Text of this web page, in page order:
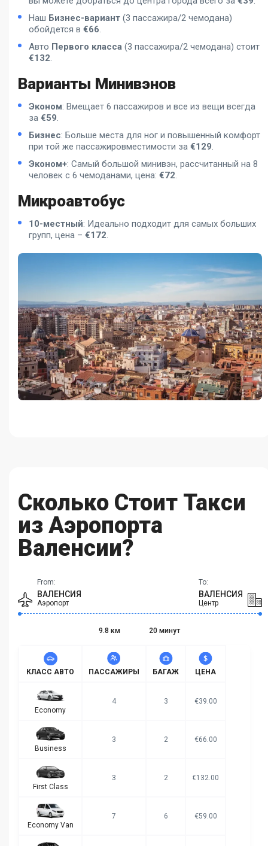
Наш Бизнес-вариант (3 пассажира/2 чемодана)
обойдется в €66.
Авто Первого класса (3 пассажира/2 чемодана) стоит
€132.
Варианты Минивэнов
Эконом: Вмещает 6 пассажиров и все из вещи всегда
за €59.
Бизнес: Больше места для ног и повышенный комфорт
при той же пассажировместимости за €129.
Эконом+: Самый большой минивэн, рассчитанный на 8
человек с 6 чемоданами, цена: €72.
Микроавтобус
10-местный: Идеально подходит для самых больших
групп, цена – €172.
Сколько Стоит Такси
из Аэропорта
Валенсии?
From:
ВАЛЕНСИЯ
Аэропорт
To:
ВАЛЕНСИЯ
Центр
9.8 км 20 минут
КЛАСС АВТО ПАССАЖИРЫ БАГАЖ ЦЕНА
Economy
4 3 €39.00
Business
3 2 €66.00
First Class
3 2 €132.00
Economy Van
7 6 €59.00